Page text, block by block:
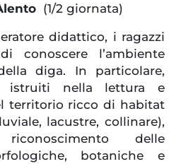
(1/2 giornata)
didattico, i ragazzi
conoscere l’ambiente
diga. In particolare,
istruiti nella lettura e
territorio ricco di habitat
lacustre, collinare),
delle
botaniche e